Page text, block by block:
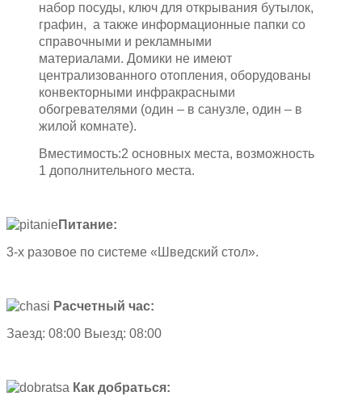
набор посуды, ключ для открывания бутылок,
графин, а также информационные папки со
справочными и рекламными
материалами. Домики не имеют
централизованного отопления, оборудованы
конвекторными инфракрасными
обогревателями (один – в санузле, один – в
жилой комнате).
Вместимость:2 основных места, возможность
1 дополнительного места.
Питание:
3-х разовое по системе «Шведский стол».
Расчетный час:
Заезд: 08:00 Выезд: 08:00
Как добраться: